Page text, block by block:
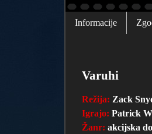
Informacije
Varuhi
Režija: Zack
Igrajo: Patrick
Žanr: akcijska